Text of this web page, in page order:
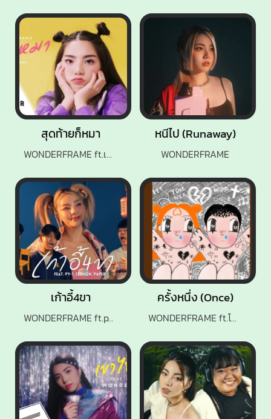
สุดท้ายก็หมา
WONDERFRAME ft.เด็กเลี้ยงควาย
เก้าอี้4ขา
WONDERFRAME ft.pY-1, ZEEMON, PAPER
ครั้งหนึ่ง (Once)
WONDERFRAME ft.โต๋เหน่อ
หนีไป (Runaway)
WONDERFRAME